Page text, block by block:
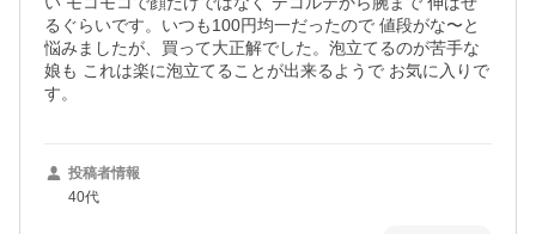
るぐらいです。いつも100円均一だったので 値段がな〜と
悩みましたが、買って大正解でした。泡立てるのが苦手な
娘も これは楽に泡立てることが出来るようで お気に入りで
す。
投稿者情報
40代